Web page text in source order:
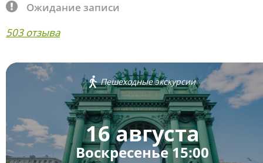
Ожидание записи
503 отзыва
Пешеходные экскурсии
16 августа
Воскресенье 15:00